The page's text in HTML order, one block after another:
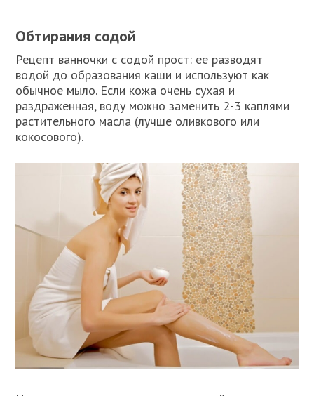
Обтирания содой
Рецепт ванночки с содой прост: ее разводят
водой до образования каши и используют как
обычное мыло. Если кожа очень сухая и
раздраженная, воду можно заменить 2-3 каплями
растительного масла (лучше оливкового или
кокосового).